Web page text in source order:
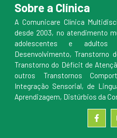
Sobre a Clínica
A Comunicare Clínica
desde 2003, no atendimento
adolescentes e adultos
Desenvolvimento, Transtorno
Transtorno do Déficit de
outros Transtornos
Integração Sensorial, de
Aprendizagem, Distúrbios da